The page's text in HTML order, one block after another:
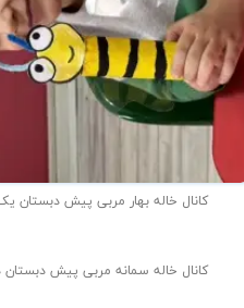
کانال خاله بهار مربی پیش دبستان
کانال خاله سمانه مربی پیش